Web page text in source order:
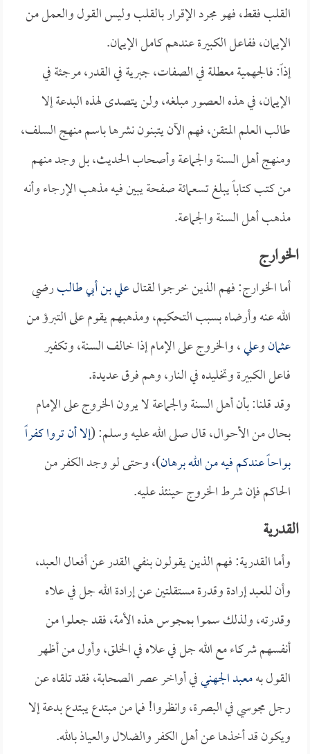
القلب فقط، فهو مجرد الإقرار بالقلب وليس القول والعمل من
الإيمان، ففاعل الكبيرة عندهم كامل الإيمان.
إذاً: فالجهمية معطلة في الصفات، جبرية في القدر، مرجئة في
الإيمان، في هذه العصور مبلغه، ولن يتصدى لهذه البدعة إلا
طالب العلم المتقن، فهم الآن يتبنون نشرها باسم منهج السلف،
ومنهج أهل السنة والجماعة وأصحاب الحديث، بل وجد منهم
من كتب كتاباً يبلغ تسعمائة صفحة يبين فيه مذهب الإرجاء وأنه
مذهب أهل السنة والجماعة.
الخوارج
أما الخوارج: فهم الذين خرجوا لقتالعلي بن أبي طالبرضي
الله عنه وأرضاه بسبب التحكيم، ومذهبهم يقوم على التبرؤ من
عثمانوعلي، والخروج على الإمام إذا خالف السنة، وتكفير
فاعل الكبيرة وتخليده في النار، وهم فرق عديدة.
وقد قلنا: بأن أهل السنة والجماعة لا يرون الخروج على الإمام
بحال من الأحوال، قال صلى الله عليه وسلم: (إلا أن تروا كفراً
بواحاً عندكم فيه من الله برهان)، وحتى لو وجد الكفر من
الحاكم فإن شرط الخروج حينئذ عليه.
القدرية
وأما القدرية: فهم الذين يقولون بنفي القدر عن أفعال العبد،
وأن للعبد إرادة وقدرة مستقلتين عن إرادة الله جل في علاه
وقدرته، ولذلك سموا بمجوس هذه الأمة، فقد جعلوا من
أنفسهم شركاء مع الله جل في علاه في الخلق، وأول من أظهر
القول بهمعبد الجهنيفي أواخر عصر الصحابة، فقد تلقاه عن
رجل مجوسي في البصرة، وانظروا! فما من مبتدع يبتدع بدعة إلا
ويكون قد أخذها عن أهل الكفر والضلال والعياذ بالله.